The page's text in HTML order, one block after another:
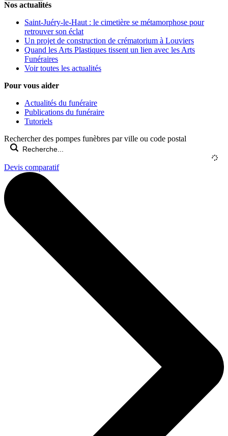
Nos actualités
Saint-Juéry-le-Haut : le cimetière se métamorphose pour
retrouver son éclat
Un projet de construction de crématorium à Louviers
Quand les Arts Plastiques tissent un lien avec les Arts
Funéraires
Voir toutes les actualités
Pour vous aider
Actualités du funéraire
Publications du funéraire
Tutoriels
Rechercher des pompes funèbres par ville ou code postal
Devis comparatif